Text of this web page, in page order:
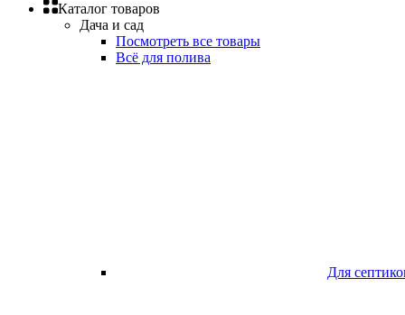
Каталог товаров
Дача и сад
Посмотреть все товары
Всё для полива
Для